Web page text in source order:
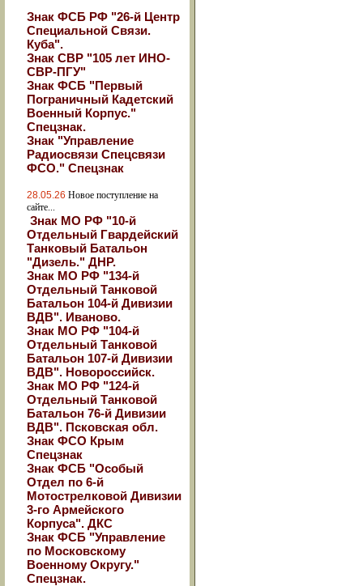
Знак ФСБ РФ "26-й Центр
Специальной Связи.
Куба".
Знак СВР "105 лет ИНО-
СВР-ПГУ"
Знак ФСБ "Первый
Пограничный Кадетский
Военный Корпус."
Спецзнак.
Знак "Управление
Радиосвязи Спецсвязи
ФСО." Спецзнак
28.05.26 Новое поступление на
сайте...
Знак МО РФ "10-й
Отдельный Гвардейский
Танковый Батальон
"Дизель." ДНР.
Знак МО РФ "134-й
Отдельный Танковой
Батальон 104-й Дивизии
ВДВ". Иваново.
Знак МО РФ "104-й
Отдельный Танковой
Батальон 107-й Дивизии
ВДВ". Новороссийск.
Знак МО РФ "124-й
Отдельный Танковой
Батальон 76-й Дивизии
ВДВ". Псковская обл.
Знак ФСО Крым
Спецзнак
Знак ФСБ "Особый
Отдел по 6-й
Мотострелковой Дивизии
3-го Армейского
Корпуса". ДКС
Знак ФСБ "Управление
по Московскому
Военному Округу."
Спецзнак.